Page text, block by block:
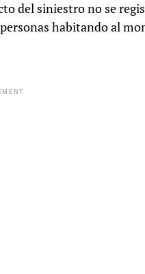
del siniestro no se
habitando al